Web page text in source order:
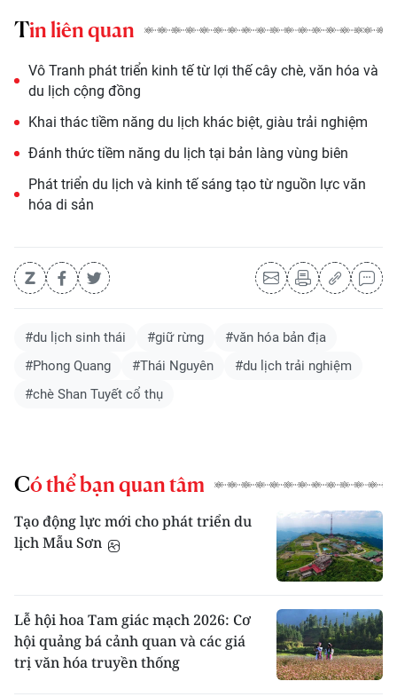
Tin liên quan
Vô Tranh phát triển kinh tế từ lợi thế cây chè, văn hóa và
du lịch cộng đồng
Khai thác tiềm năng du lịch khác biệt, giàu trải nghiệm
Đánh thức tiềm năng du lịch tại bản làng vùng biên
Phát triển du lịch và kinh tế sáng tạo từ nguồn lực văn
hóa di sản
#du lịch sinh thái #giữ rừng
#văn hóa bản địa
#Phong Quang
#Thái Nguyên
#du lịch trải nghiệm
#chè Shan Tuyết cổ thụ
Có thể bạn quan tâm
Tạo động lực mới cho phát triển du
lịch Mẫu Sơn
Lễ hội hoa Tam giác mạch 2026: Cơ
hội quảng bá cảnh quan và các giá
trị văn hóa truyền thống